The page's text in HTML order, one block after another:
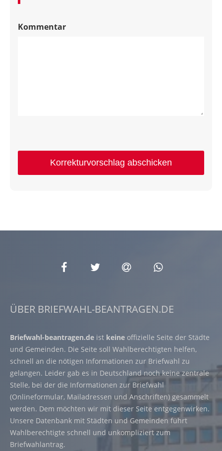
Kommentar
Korrekturvorschlag abschicken
ÜBER BRIEFWAHL-BEANTRAGEN.DE
Briefwahl-beantragen.de ist keine offizielle Seite der Städte
und Gemeinden. Die Seite soll Wahlberechtigten helfen,
schnell an die nötigen Informationen zur Briefwahl zu
gelangen. Leider gab es in Deutschland noch keine zentrale
Stelle, bei der die Informationen zur Briefwahl
(Onlineformular, Mailadressen und Anschriften) gesammelt
werden. Dem möchten wir mit dieser Seite entgegenwirken.
Unsere Datenbank mit Städten und Gemeinden führt
Wahlberechtigte schnell und unkompliziert zum
Briefwahlantrag.